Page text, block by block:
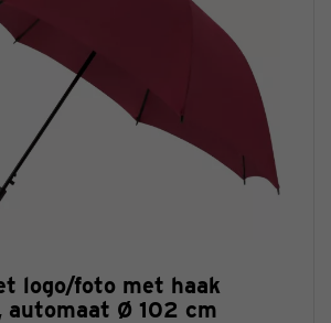
logo/foto met haak
automaat Ø 102 cm